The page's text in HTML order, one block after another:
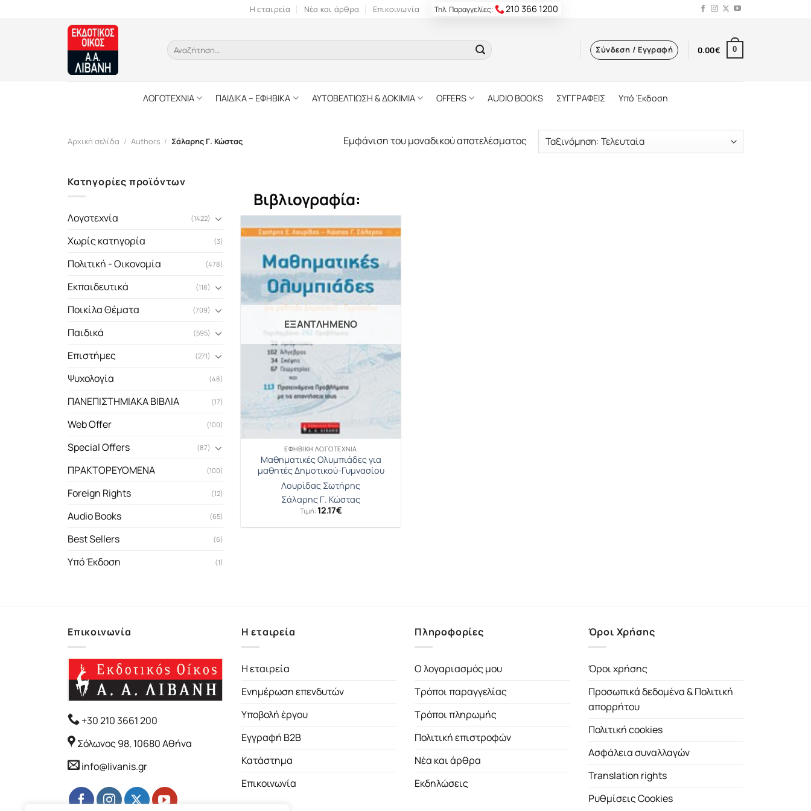
Η εταιρεία Νέα και άρθρα Επικοινωνία Τηλ. Παραγγελίες: 210 366 1200
Αναζήτηση
για:
Σύνδεση / Εγγραφή 0.00€ 0
ΛΟΓΟΤΕΧΝΙΑ ΠΑΙΔΙΚΑ – ΕΦΗΒΙΚΑ ΑΥΤΟΒΕΛΤΙΩΣΗ & ΔΟΚΙΜΙΑ OFFERS AUDIO BOOKS ΣΥΓΓΡΑΦΕΙΣ Υπό Έκδοση
Αρχική σελίδα / Authors / Σάλαρης Γ. Κώστας Εμφάνιση του μοναδικού αποτελέσματος
Κατηγορίες προϊόντων
Λογοτεχνία (1422)
Χωρίς κατηγορία (3)
Πολιτική - Οικονομία (478)
Εκπαιδευτικά (118)
Ποικίλα Θέματα (709)
Παιδικά (595)
Επιστήμες (271)
Ψυχολογία (48)
ΠΑΝΕΠΙΣΤΗΜΙΑΚΑ ΒΙΒΛΙΑ (17)
Web Offer (100)
Special Offers (87)
ΠΡΑΚΤΟΡΕΥΟΜΕΝΑ (100)
Foreign Rights (12)
Audio Books (65)
Best Sellers (6)
Υπό Έκδοση (1)
Βιβλιογραφία:
ΕΞΑΝΤΛΗΜΈΝΟ
ΕΦΗΒΙΚΉ ΛΟΓΟΤΕΧΝΊΑ
Μαθηματικές Ολυμπιάδες για
μαθητές Δημοτικού-Γυμνασίου
Λουρίδας Σωτήρης
Σάλαρης Γ. Κώστας
Τιμή:12.17€
Επικοινωνία
+30 210 3661 200
Σόλωνος 98, 10680 Αθήνα
info@livanis.gr
Η εταιρεία
Η εταιρεία
Ενημέρωση επενδυτών
Υποβολή έργου
Εγγραφή B2B
Κατάστημα
Επικοινωνία
Πληροφορίες
Ο λογαριασμός μου
Τρόποι παραγγελίας
Τρόποι πληρωμής
Πολιτική επιστροφών
Νέα και άρθρα
Εκδηλώσεις
Όροι Χρήσης
Όροι χρήσης
Προσωπικά δεδομένα & Πολιτική
απορρήτου
Πολιτική cookies
Ασφάλεια συναλλαγών
Translation rights
Ρυθμίσεις Cookies